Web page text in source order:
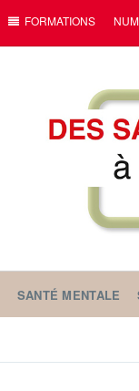
FORMATIONS
SANTÉ MENTALE